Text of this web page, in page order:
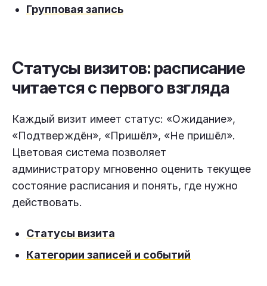
Групповая запись
Статусы визитов: расписание
читается с первого взгляда
Каждый визит имеет статус: «Ожидание»,
«Подтверждён», «Пришёл», «Не пришёл».
Цветовая система позволяет
администратору мгновенно оценить текущее
состояние расписания и понять, где нужно
действовать.
Статусы визита
Категории записей и событий